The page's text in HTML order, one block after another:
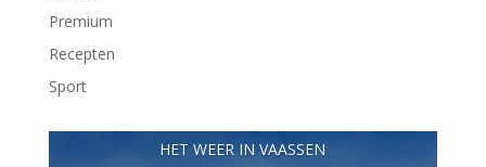
Premium
Recepten
Sport
HET WEER IN VAASSEN